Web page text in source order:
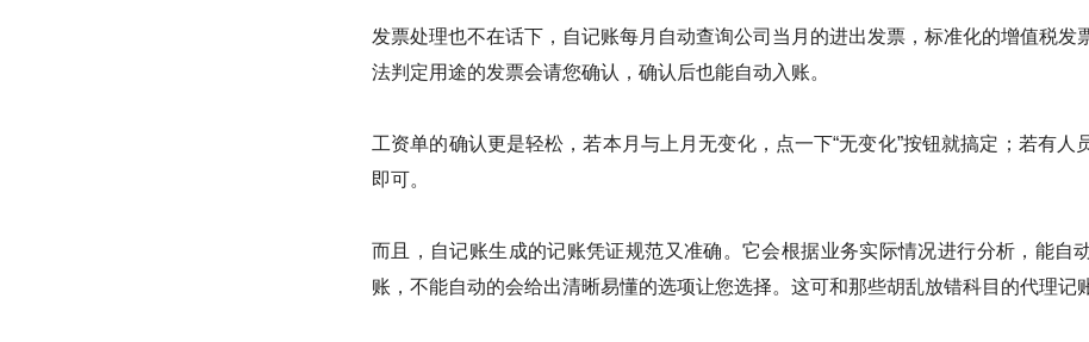
发票处理也不在话下，自记账每月自动查询公司当月的进出发票，标准化的增值税发
法判定用途的发票会请您确认，确认后也能自动入账。
工资单的确认更是轻松，若本月与上月无变化，点一下“无变化”按钮就搞定；若有人
即可。
而且，自记账生成的记账凭证规范又准确。它会根据业务实际情况进行分析，能自
账，不能自动的会给出清晰易懂的选项让您选择。这可和那些胡乱放错科目的代理记